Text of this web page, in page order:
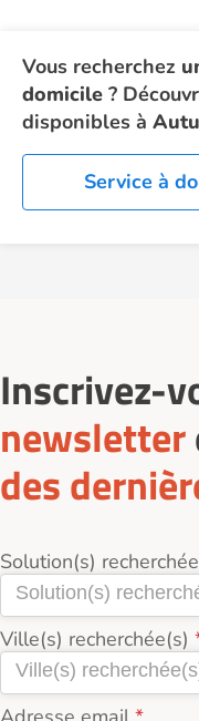
Vous recherchez
domicile ?
disponibles à
Service à
Inscrivez-
newsletter
des
Solution(s)
Ville(s) recherchée(s)